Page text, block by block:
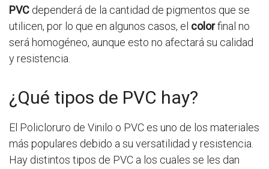
PVC dependerá de la cantidad de pigmentos que se
utilicen, por lo que en algunos casos, el colorfinal no
será homogéneo, aunque esto no afectará su calidad
y resistencia.
¿Qué tipos de PVC hay?
El Policloruro de Vinilo o PVC es uno de los materiales
más populares debido a su versatilidad y resistencia.
Hay distintos tipos de PVC a los cuales se les dan